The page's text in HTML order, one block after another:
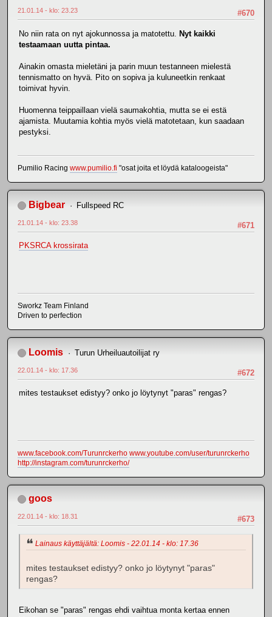
#670
21.01.14 - klo: 23.23
No niin rata on nyt ajokunnossa ja matotettu. Nyt kaikki
testaamaan uutta pintaa.
Ainakin omasta mieletäni ja parin muun testanneen mielestä
tennismatto on hyvä. Pito on sopiva ja kuluneetkin renkaat
toimivat hyvin.
Huomenna teippaillaan vielä saumakohtia, mutta se ei estä
ajamista. Muutamia kohtia myös vielä matotetaan, kun saadaan
pestyksi.
Pumilio Racing www.pumilio.fi "osat joita et löydä kataloogeista"
Bigbear Fullspeed RC
#671
21.01.14 - klo: 23.38
PKSRCA krossirata
Sworkz Team Finland
Driven to perfection
Loomis Turun Urheiluautoilijat ry
#672
22.01.14 - klo: 17.36
mites testaukset edistyy? onko jo löytynyt "paras" rengas?
www.facebook.com/Turunrckerho www.youtube.com/user/turunrckerho
http://instagram.com/turunrckerho/
goos
#673
22.01.14 - klo: 18.31
Lainaus käyttäjältä: Loomis - 22.01.14 - klo: 17.36
mites testaukset edistyy? onko jo löytynyt "paras"
rengas?
Eikohan se "paras" rengas ehdi vaihtua monta kertaa ennen